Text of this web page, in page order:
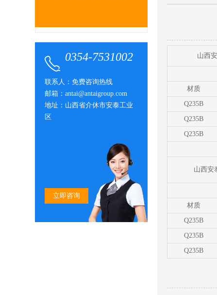
0354-7531002
联系人：免费咨询热线
邮箱：antai@antaigroup.com
地址：山西省介休市安泰工业
区
立即咨询
山西
材质
Q235B
Q235B
Q235B
山西安
材质
Q235B
Q235B
Q235B